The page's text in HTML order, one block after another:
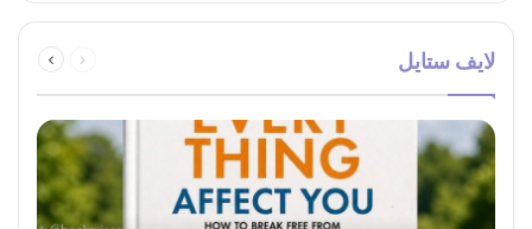
لايف ستايل
الصفحة